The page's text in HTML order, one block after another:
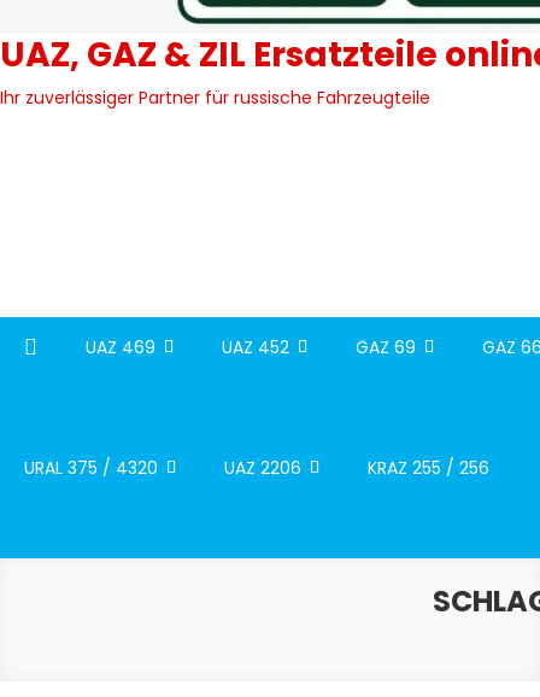
UAZ, GAZ & ZIL Ersatzteile
Ihr zuverlässiger Partner für russische Fahrzeugteile
UAZ 469 UAZ 452 GAZ 69 GAZ
URAL 375 / 4320 UAZ 2206 KRAZ 255 / 256